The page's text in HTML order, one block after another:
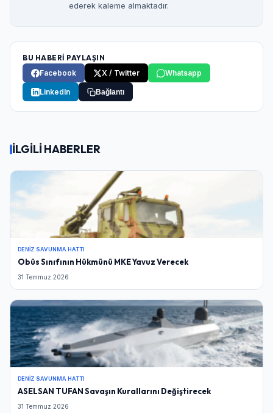
ederek kaleme almaktadır.
BU HABERİ PAYLAŞIN
Facebook
X / Twitter Whatsapp
LinkedIn Bağlantı
İLGİLİ HABERLER
DENIZ SAVUNMA HATTI
Obüs Sınıfının Hükmünü MKE Yavuz Verecek
31 Temmuz 2026
DENIZ SAVUNMA HATTI
ASELSAN TUFAN Savaşın Kurallarını Değiştirecek
31 Temmuz 2026